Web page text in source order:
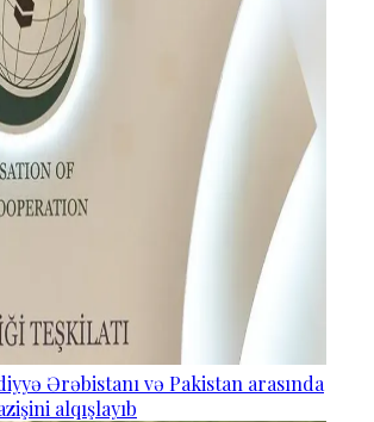
Ərəbistanı və Pakistan arasında
alqışlayıb